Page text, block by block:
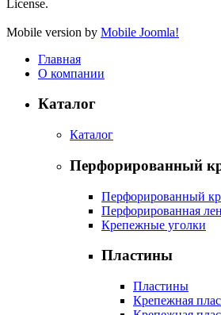
License.
Mobile version by Mobile Joomla!
Главная
О компании
Каталог
Каталог
Перфорированный
Перфорированный
Перфорированная
Крепежные уголки
Пластины
Пластины
Крепежная